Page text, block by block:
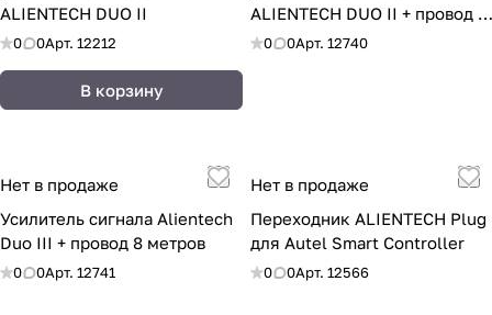
ALIENTECH DUO II
0 0Арт. 12212
В корзину
ALIENTECH DUO II + провод 8
метров
0 0Арт. 12740
Нет в продаже
Усилитель сигнала Alientech
Duo III + провод 8 метров
0 0Арт. 12741
Нет в продаже
Переходник ALIENTECH Plug
для Autel Smart Controller
0 0Арт. 12566